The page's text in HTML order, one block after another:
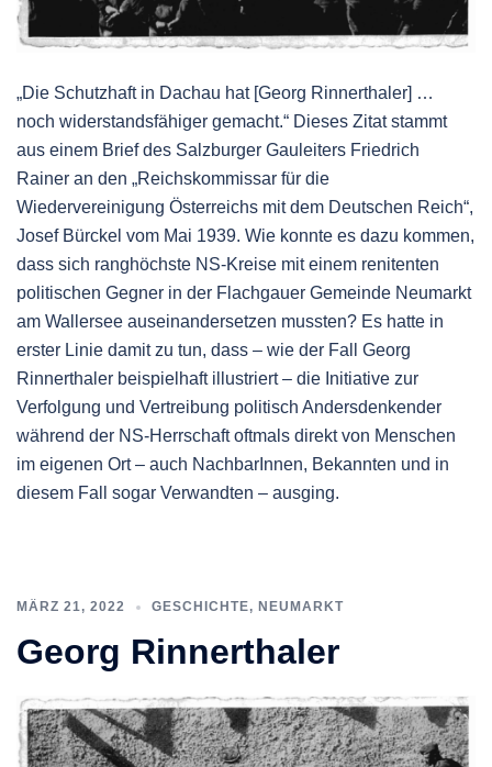
„Die Schutzhaft in Dachau hat [Georg Rinnerthaler] …
noch widerstandsfähiger gemacht.“ Dieses Zitat stammt
aus einem Brief des Salzburger Gauleiters Friedrich
Rainer an den „Reichskommissar für die
Wiedervereinigung Österreichs mit dem Deutschen Reich“,
Josef Bürckel vom Mai 1939. Wie konnte es dazu kommen,
dass sich ranghöchste NS-Kreise mit einem renitenten
politischen Gegner in der Flachgauer Gemeinde Neumarkt
am Wallersee auseinandersetzen mussten? Es hatte in
erster Linie damit zu tun, dass – wie der Fall Georg
Rinnerthaler beispielhaft illustriert – die Initiative zur
Verfolgung und Vertreibung politisch Andersdenkender
während der NS-Herrschaft oftmals direkt von Menschen
im eigenen Ort – auch NachbarInnen, Bekannten und in
diesem Fall sogar Verwandten – ausging.
MÄRZ 21, 2022 GESCHICHTE, NEUMARKT
Georg Rinnerthaler